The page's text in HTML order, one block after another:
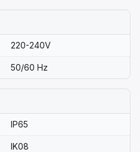
220-240V
50/60 Hz
IP65
IK08